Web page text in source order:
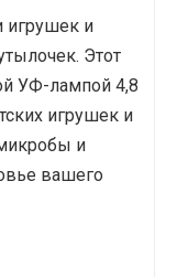
игрушек и
Этот
УФ-лампой 4,8
игрушек и
и
вашего